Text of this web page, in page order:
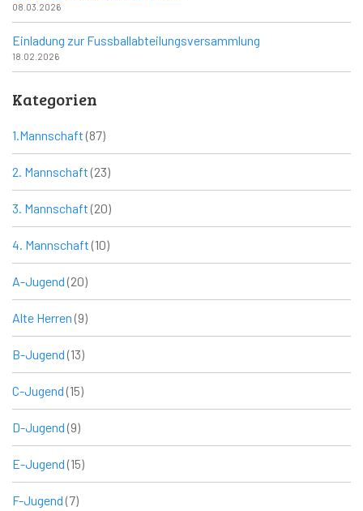
08.03.2026
Einladung zur Fussballabteilungsversammlung
18.02.2026
Kategorien
1.Mannschaft (87)
2. Mannschaft (23)
3. Mannschaft (20)
4. Mannschaft (10)
A-Jugend (20)
Alte Herren (9)
B-Jugend (13)
C-Jugend (15)
D-Jugend (9)
E-Jugend (15)
F-Jugend (7)